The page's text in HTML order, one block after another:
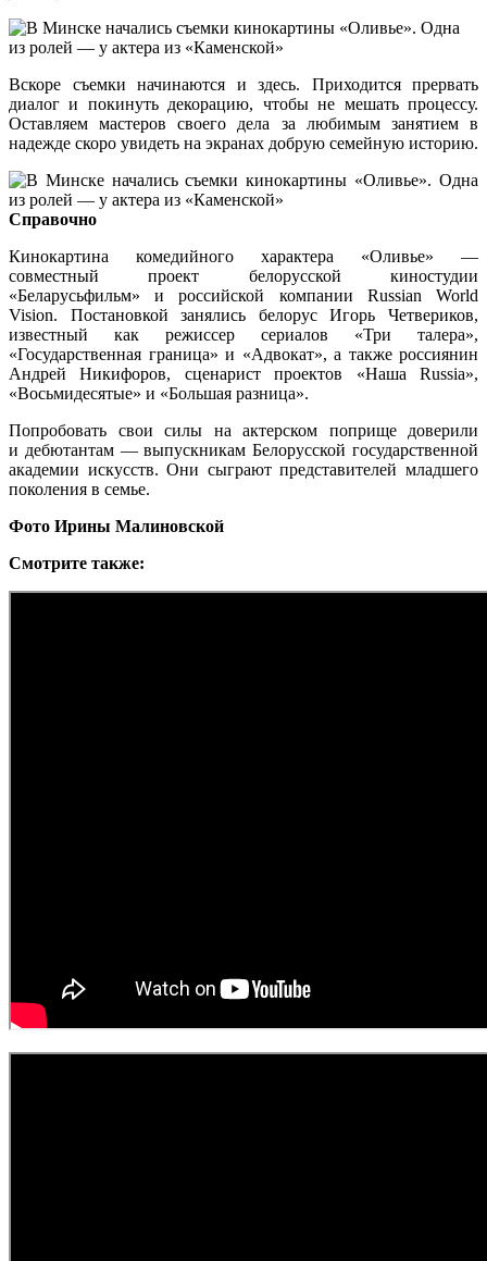
Вскоре съемки начинаются и здесь. Приходится прервать
диалог и покинуть декорацию, чтобы не мешать процессу.
Оставляем мастеров своего дела за любимым занятием в
надежде скоро увидеть на экранах добрую семейную историю.
Справочно
Кинокартина комедийного характера «Оливье» —
совместный проект белорусской киностудии
«Беларусьфильм» и российской компании Russian World
Vision. Постановкой занялись белорус Игорь Четвериков,
известный как режиссер сериалов «Три талера»,
«Государственная граница» и «Адвокат», а также россиянин
Андрей Никифоров, сценарист проектов «Наша Russia»,
«Восьмидесятые» и «Большая разница».
Попробовать свои силы на актерском поприще доверили
и дебютантам — выпускникам Белорусской государственной
академии искусств. Они сыграют представителей младшего
поколения в семье.
Фото Ирины Малиновской
Смотрите также: